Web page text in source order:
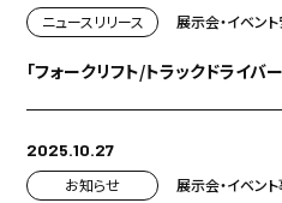
ニュースリリース
展示会・イベント
「フォークリフト/トラックドライバ
2025.10.27
お知らせ
展示会・イベント